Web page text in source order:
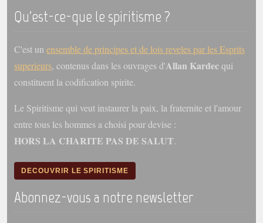
Citations
séance d'aide spirituelle
Powerpoints
Enseignement
Cours dispensés au Centre
L'Agora
Posez-nous des questions
Consultez les réponses
Qu'est-ce-que le spiritisme ?
C'est un ensemble de principes et de lois reveles par les Esprits
superieurs, contenus dans les ouvrages d'Allan Kardecqui
constituent la codification spirite.
Le Spiritisme qui veut instaurer la paix, la fraternite et l'amour
entre tous les hommes a choisi pour devise :
HORS LA CHARITE PAS DE SALUT.
DECOUVRIR LE SPIRITISME
Abonnez-vous a notre newsletter